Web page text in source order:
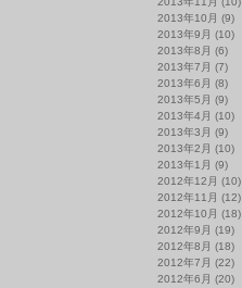
2013年10月 (9)
2013年9月 (10)
2013年8月 (6)
2013年7月 (7)
2013年6月 (8)
2013年5月 (9)
2013年4月 (10)
2013年3月 (9)
2013年2月 (10)
2013年1月 (9)
2012年12月 (10)
2012年11月 (12)
2012年10月 (18)
2012年9月 (19)
2012年8月 (18)
2012年7月 (22)
2012年6月 (20)